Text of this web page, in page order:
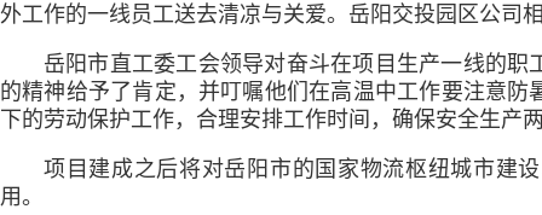
外工作的一线员工送去清凉与关爱。岳阳交投园区公司
岳阳市直工委工会领导对奋斗在项目生产一线的
的精神给予了肯定，并叮嘱他们在高温中工作要注意
下的劳动保护工作，合理安排工作时间，确保安全生产
项目建成之后将对岳阳市的国家物流枢纽城市建
用。